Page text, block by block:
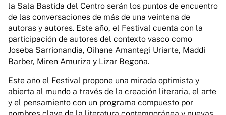
la Sala Bastida del Centro serán los puntos de encuentro
de las conversaciones de más de una veintena de
autoras y autores. Este año, el Festival cuenta con la
participación de autores del contexto vasco como
Joseba Sarrionandia, Oihane Amantegi Uriarte, Maddi
Barber, Miren Amuriza y Lizar Begoña.
Este año el Festival propone una mirada optimista y
abierta al mundo a través de la creación literaria, el arte
y el pensamiento con un programa compuesto por